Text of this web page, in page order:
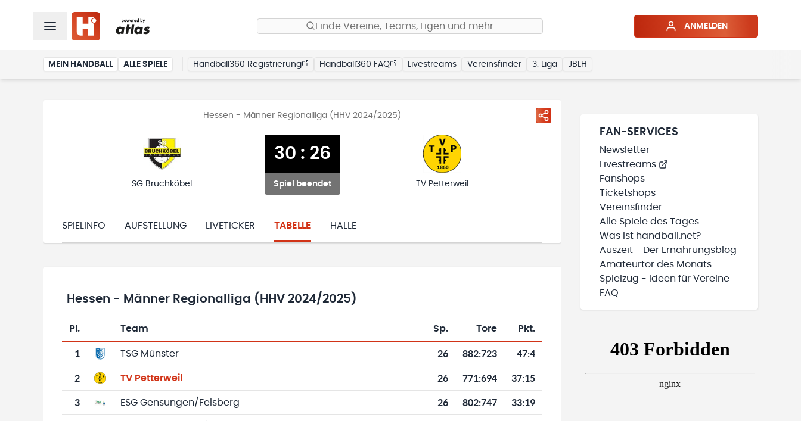
Finde Vereine, Teams, Ligen und mehr… ANMELDEN
MEIN HANDBALL ALLE SPIELE Handball360 Registrierung Handball360 FAQ Livestreams Vereinsfinder 3. Liga JBLH
Hessen - Männer Regionalliga (HHV 2024/2025)
SG Bruchköbel
30 : 26
Spiel beendet TV Petterweil
SPIELINFO AUFSTELLUNG LIVETICKER TABELLE HALLE
Hessen - Männer Regionalliga (HHV 2024/2025)
Tabelle mit Vereinsplatzierungen, Spielen, Toren und Punkten
Pl. Team Sp. Tore Pkt.
1 TSG Münster 26 882:723 47:4
2 TV Petterweil 26 771:694 37:15
3 ESG Gensungen/Felsberg 26 802:747 33:19
FAN-SERVICES
Newsletter
Livestreams
Fanshops
Ticketshops
Vereinsfinder
Alle Spiele des Tages
Was ist handball.net?
Auszeit - Der Ernährungsblog
Amateurtor des Monats
Spielzug - Ideen für Vereine
FAQ